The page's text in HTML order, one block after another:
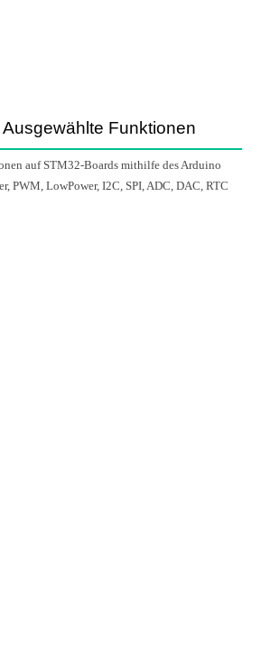
Funktionen
auf STM32-Boards mithilfe des Arduino
PWM, LowPower, I2C, SPI, ADC, DAC, RTC